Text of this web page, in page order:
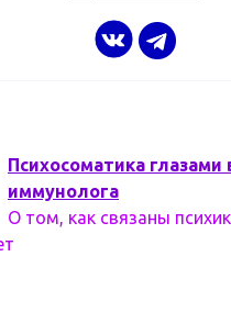
Психосоматика глазами
иммунолога
О том, как связаны